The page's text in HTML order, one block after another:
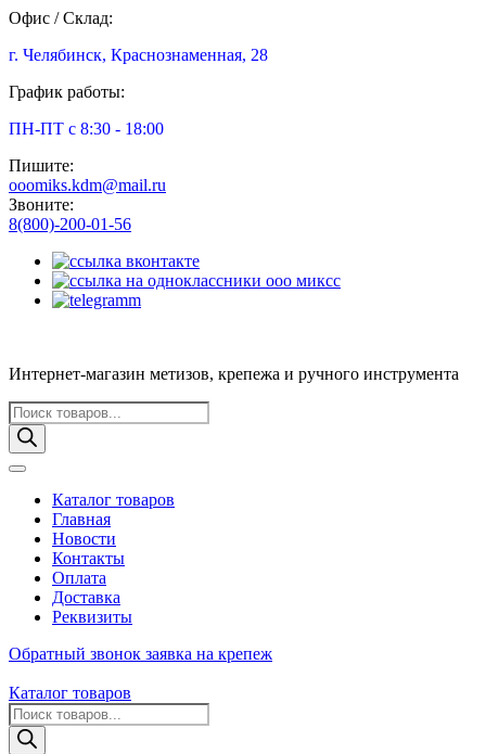
Офис / Склад:
г. Челябинск, Краснознаменная, 28
График работы:
ПН-ПТ с 8:30 - 18:00
Пишите:
ooomiks.kdm@mail.ru
Звоните:
8(800)-200-01-56
Интернет-магазин метизов, крепежа и ручного инструмента
Поиск
товаров
Каталог товаров
Главная
Новости
Контакты
Оплата
Доставка
Реквизиты
Обратный звонок заявка на крепеж
Каталог товаров
Поиск
товаров